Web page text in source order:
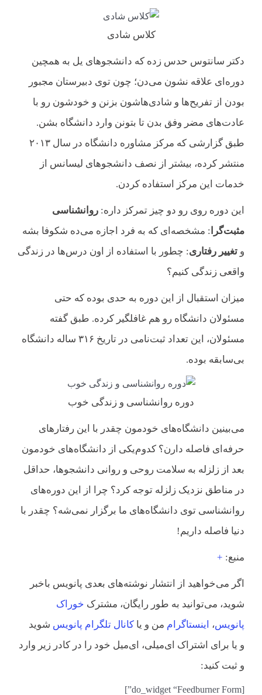
کلاس شادی
دکتر سانتوس حدس زده که دانشجوهای یل به همچین
دوره‌ای علاقه نشون می‌دن؛ چون توی دبیرستان مجبور
بودن از تفریح‌ها و شادی‌هاشون بزنن و خودشون رو با
عادت‌های مضر وفق بدن تا بتونن وارد دانشگاه بشن.
طبق گزارشی که مرکز مشاوره دانشگاه در سال ۲۰۱۳
منتشر کرده، بیشتر از نصف دانشجوهای لیسانس از
خدمات این مرکز استفاده کردن.
این دوره روی رو دو چیز تمرکز داره: روانشناسی
مثبت‌گرا : مشخصه‌ای که به فرد اجازه می‌ده شکوفا بشه
و تغییر رفتاری: چطور با استفاده از اون درس‌ها در زندگی
واقعی زندگی کنیم؟
میزان استقبال از این دوره به حدی بوده که حتی
مسئولان دانشگاه رو هم غافلگیر کرده. طبق گفته
مسئولان، این تعداد ثبت‌نامی در تاریخ ۳۱۶ ساله دانشگاه
بی‌سابقه بوده.
دوره روانشناسی و زندگی خوب
می‌بینین دانشگاه‌های خودمون چقدر با این رفتارهای
حرفه‌ای فاصله دارن؟ کدوم‌یکی از دانشگاه‌های خودمون
بعد از زلزله به سلامت روحی و روانی دانشجوها، حداقل
در مناطق نزدیک زلزله توجه کرد؟ چرا از این دوره‌های
روانشناسی توی دانشگاه‌های ما برگزار نمی‌شه؟ چقدر با
دنیا فاصله داریم!
منبع: +
اگر می‌خواهید از انتشار نوشته‌های بعدی پانویس باخبر
شوید، می‌توانید به طور رایگان، مشترک خوراک
پانویس، اینستاگرام من و یا کانال تلگرام پانویس شوید
و یا برای اشتراک ای‌میلی، ای‌میل خود را در کادر زیر وارد
و ثبت کنید:
[do_widget “Feedburner Form”]